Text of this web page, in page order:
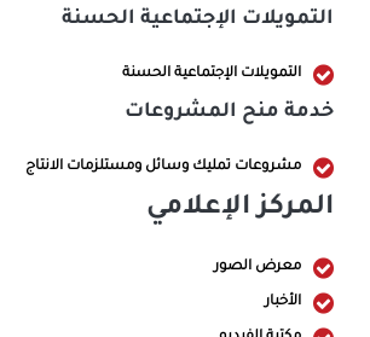
التمويلات الإجتماعية الحسنة
التمويلات الإجتماعية الحسنة
خدمة منح المشروعات
مشروعات تمليك وسائل ومستلزمات الانتاج
المركز الإعلامي
معرض الصور
الأخبار